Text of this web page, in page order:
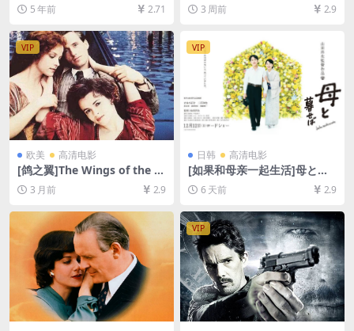
[百度网盘+迅雷云盘资源1080
语中字]
5 年前 2.71
超清未删减资源][网盘在线播
幕]
3 周前 2.9
VIP
欧美 高清电影
[鸽之翼]The Wings of the D
ove (1997)[百度网盘+夸克网
盘1080P超清未删减资源][网
盘在线播放/下载][MP4/6.5G
B][中英字幕]
3 月前 2.9
VIP
日韩 高清电影
[如果和母亲一起生活]母と暮
せば (2015)[百度网盘+夸克网
盘1080P超清未删减资源][网
盘在线播放/下载][MP4/9GB]
[中文字幕]
6 天前 2.9
VIP